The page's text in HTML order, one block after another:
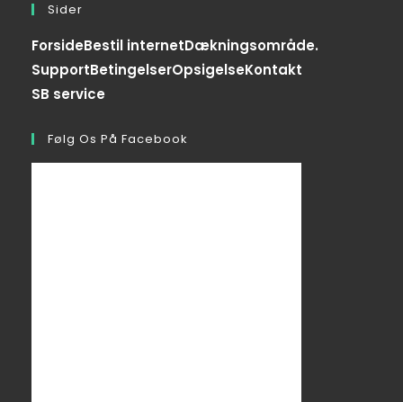
Sider
ForsideBestil internetDækningsområde.
SupportBetingelserOpsigelseKontakt
SB service
Følg Os På Facebook